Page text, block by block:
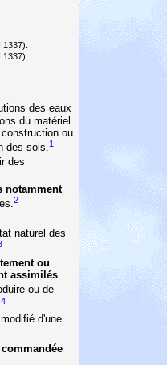
1337).
1337).
des eaux
du matériel
ou
des sols.1
des
notamment
2
naturel des
ou
assimilés.
ou de
4
d'une